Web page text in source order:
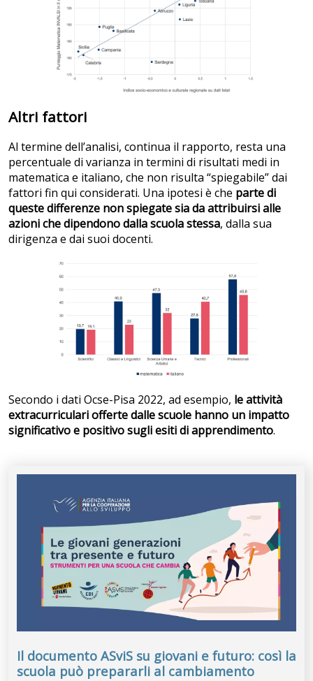
Altri fattori
Al termine dell’analisi, continua il rapporto, resta una
percentuale di varianza in termini di risultati medi in
matematica e italiano, che non risulta “spiegabile” dai
fattori fin qui considerati. Una ipotesi è che parte di
queste differenze non spiegate sia da attribuirsi alle
azioni che dipendono dalla scuola stessa, dalla sua
dirigenza e dai suoi docenti.
Secondo i dati Ocse-Pisa 2022, ad esempio, le attività
extracurriculari offerte dalle scuole hanno un impatto
significativo e positivo sugli esiti di apprendimento.
Il documento ASviS su giovani e futuro: così la
scuola può prepararli al cambiamento